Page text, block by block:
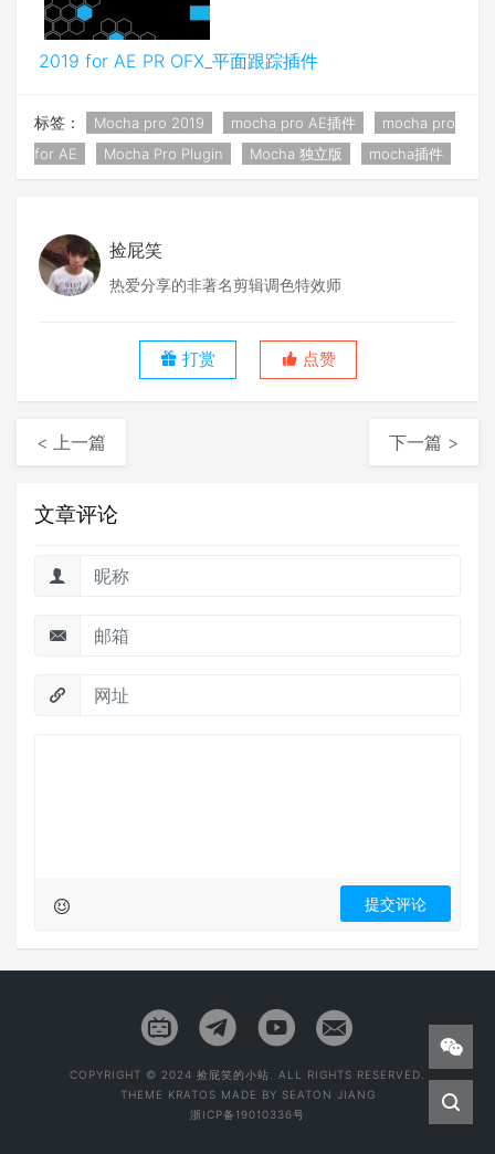
2019 for AE PR OFX_平面跟踪插件
标签： Mocha pro 2019 mocha pro AE插件
mocha pro
for AE
Mocha Pro Plugin Mocha 独立版 mocha插件
捡屁笑
热爱分享的非著名剪辑调色特效师
打赏 点赞
< 上一篇 下一篇 >
文章评论
COPYRIGHT © 2024 捡屁笑的小站. ALL RIGHTS RESERVED.
THEME KRATOS MADE BY SEATON JIANG
浙ICP备19010336号